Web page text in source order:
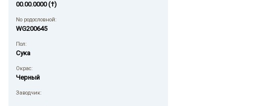
00.00.0000 (†)
No родословной:
WG200645
Пол:
Сука
Окрас:
Черный
Заводчик: